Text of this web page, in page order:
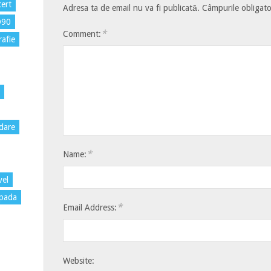
Adresa ta de email nu va fi publicată. Câmpurile
Comment: *
Name: *
Email Address: *
Website: